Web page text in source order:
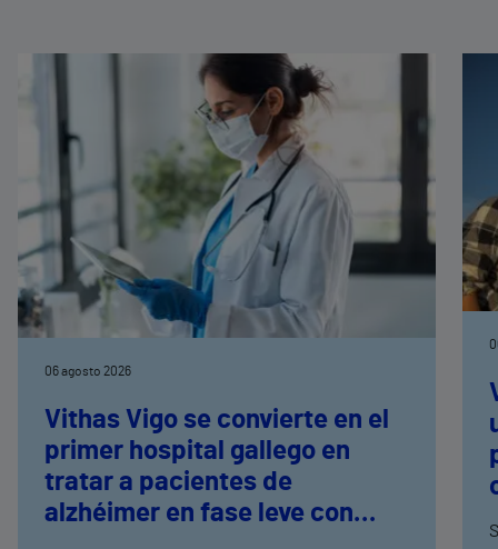
06 agosto 2026
Vithas Vigo se convierte en el
primer hospital gallego en
tratar a pacientes de
alzhéimer en fase leve con